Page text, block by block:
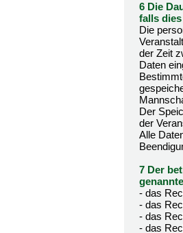
6 Die
falls
Die
der Zeit
Daten
Der
der
Alle
7 Der
- das
- das
- das
- das